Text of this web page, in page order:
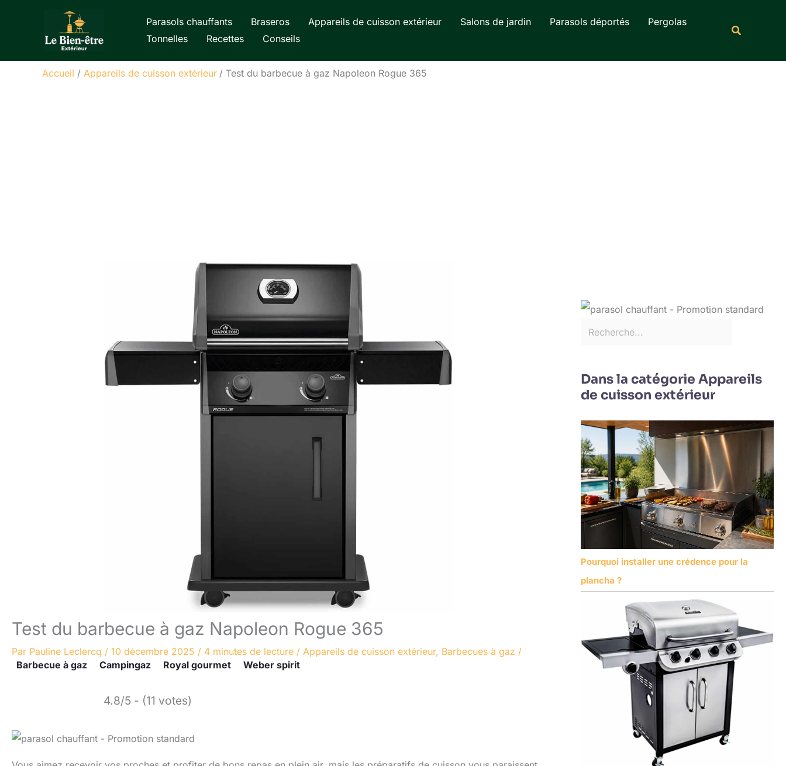
Parasols chauffants Braseros Appareils de cuisson extérieur Salons de jardin Parasols déportés
Pergolas
Tonnelles
Recettes Conseils
Accueil Appareils de cuisson extérieur Test du barbecue à gaz Napoleon Rogue 365
Test du barbecue à gaz Napoleon Rogue 365
Par Pauline Leclercq / 10 décembre 2025 / 4 minutes de lecture / Appareils de cuisson extérieur, Barbecues à gaz /
Barbecue à gaz
Campingaz Royal gourmet Weber spirit
4.8/5 - (11 votes)
Dans la catégorie Appareils
de cuisson extérieur
Pourquoi installer une crédence pour la
plancha ?